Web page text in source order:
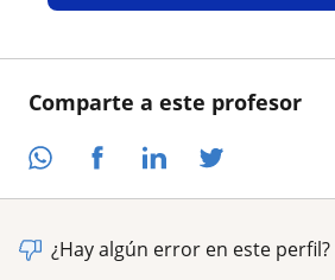
Comparte a este profesor
¿Hay algún error en este perfil?